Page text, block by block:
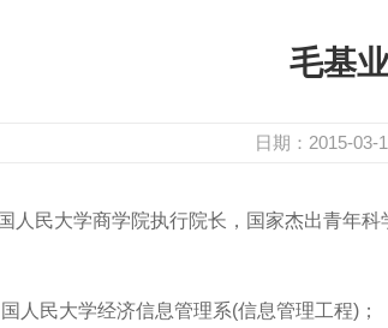
毛基
日期：2015-03-
人民大学商学院执行院长，国家杰出青年科
人民大学经济信息管理系(信息管理工程)；